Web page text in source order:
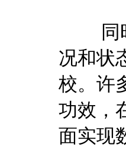
同时
况和状
校。许
功效，
面实现